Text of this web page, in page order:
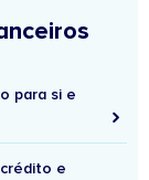
para si e
e